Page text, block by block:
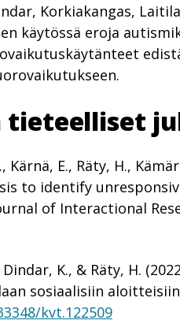
Korkiakangas,
käytössä eroja
tieteelliset
Kärnä, E., Räty, H.,
to identify
of Interactional
Dindar, K., & Räty, H.
sosiaalisiin aloitteisiin.
kvt.122509